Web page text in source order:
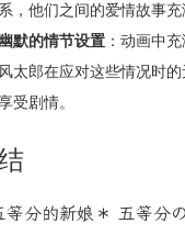
系，他们之间的爱情故事
幽默的情节设置 ：动画中
风太郎在应对这些情况时
受剧情。
等分的新娘＊ 五等分